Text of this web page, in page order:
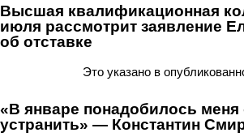
Высшая квалификационная
июля рассмотрит заявление
об отставке
Это указано в
«В январе понадобилось меня
устранить» — Константин